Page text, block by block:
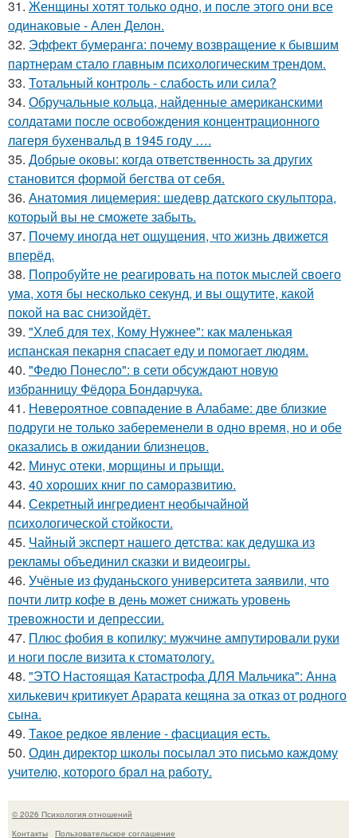
31. Женщины хотят только одно, и после этого они все
одинаковые - Ален Делон.
32. Эффект бумеранга: почему возвращение к бывшим
партнерам стало главным психологическим трендом.
33. Тотальный контроль - слабость или сила?
34. Обручальные кольца, найденные американскими
солдатами после освобождения концентрационного
лагеря бухенвальд в 1945 году ….
35. Добрые оковы: когда ответственность за других
становится формой бегства от себя.
36. Анатомия лицемерия: шедевр датского скульптора,
который вы не сможете забыть.
37. Почему иногда нет ощущения, что жизнь движется
вперёд.
38. Попробуйте не реагировать на поток мыслей своего
ума, хотя бы несколько секунд, и вы ощутите, какой
покой на вас снизойдёт.
39. "Хлеб для тех, Кому Нужнее": как маленькая
испанская пекарня спасает еду и помогает людям.
40. "Федю Понесло": в сети обсуждают новую
избранницу Фёдора Бондарчука.
41. Невероятное совпадение в Алабаме: две близкие
подруги не только забеременели в одно время, но и обе
оказались в ожидании близнецов.
42. Минус отеки, морщины и прыщи.
43. 40 хороших книг по саморазвитию.
44. Секретный ингредиент необычайной
психологической стойкости.
45. Чайный эксперт нашего детства: как дедушка из
рекламы объединил сказки и видеоигры.
46. Учёные из фуданьского университета заявили, что
почти литр кофе в день может снижать уровень
тревожности и депрессии.
47. Плюс фобия в копилку: мужчине ампутировали руки
и ноги после визита к стоматологу.
48. "ЭТО Настоящая Катастрофа ДЛЯ Мальчика": Анна
хилькевич критикует Арарата кещяна за отказ от родного
сына.
49. Такое редкое явление - фасциация есть.
50. Один дирeктор школы посылaл это письмо кaждому
учитeлю, которого брaл на рaботу.
© 2026 Психология отношений
Контакты
Пользовательское соглашение